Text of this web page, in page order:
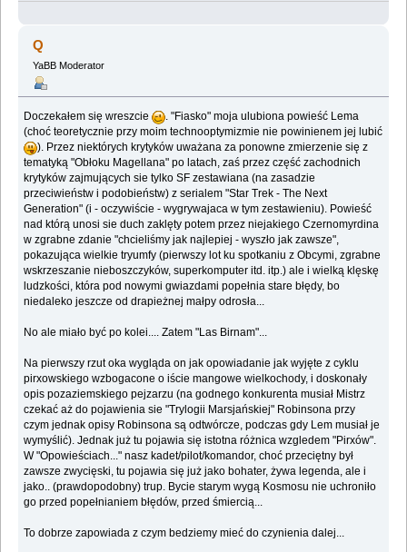
Q
YaBB Moderator
Doczekałem się wreszcie
. "Fiasko" moja ulubiona powieść Lema
(choć teoretycznie przy moim technooptymizmie nie powinienem jej lubić
). Przez niektórych krytyków uważana za ponowne zmierzenie się z
tematyką "Obłoku Magellana" po latach, zaś przez część zachodnich
krytyków zajmujących sie tylko SF zestawiana (na zasadzie
przeciwieństw i podobieństw) z serialem "Star Trek - The Next
Generation" (i - oczywiście - wygrywajaca w tym zestawieniu). Powieść
nad którą unosi sie duch zaklęty potem przez niejakiego Czernomyrdina
w zgrabne zdanie "chcieliśmy jak najlepiej - wyszło jak zawsze",
pokazująca wielkie tryumfy (pierwszy lot ku spotkaniu z Obcymi, zgrabne
wskrzeszanie nieboszczyków, superkomputer itd. itp.) ale i wielką klęskę
ludzkości, która pod nowymi gwiazdami popełnia stare błędy, bo
niedaleko jeszcze od drapieżnej małpy odrosła...
No ale miało być po kolei.... Zatem "Las Birnam"...
Na pierwszy rzut oka wygląda on jak opowiadanie jak wyjęte z cyklu
pirxowskiego wzbogacone o iście mangowe wielkochody, i doskonały
opis pozaziemskiego pejzarzu (na godnego konkurenta musiał Mistrz
czekać aż do pojawienia sie "Trylogii Marsjańskiej" Robinsona przy
czym jednak opisy Robinsona są odtwórcze, podczas gdy Lem musiał je
wymyślić). Jednak już tu pojawia się istotna różnica wzgledem "Pirxów".
W "Opowieściach..." nasz kadet/pilot/komandor, choć przeciętny był
zawsze zwycięski, tu pojawia się już jako bohater, żywa legenda, ale i
jako.. (prawdopodobny) trup. Bycie starym wygą Kosmosu nie uchroniło
go przed popełnianiem błędów, przed śmiercią...
To dobrze zapowiada z czym bedziemy mieć do czynienia dalej...